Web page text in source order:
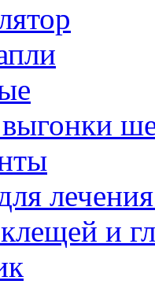
выгонки
и